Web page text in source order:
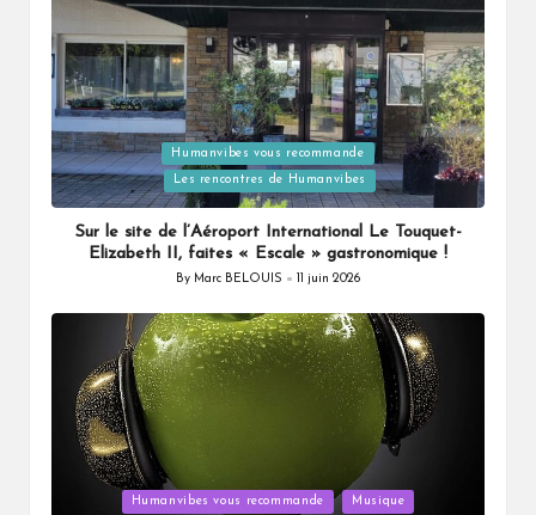
Posted
in
Humanvibes vous recommande
Les rencontres de Humanvibes
Sur le site de l’Aéroport International Le Touquet-
Elizabeth II, faites « Escale » gastronomique !
Posted
By Marc BELOUIS 11 juin 2026
Humanvibes vous recommande Musique